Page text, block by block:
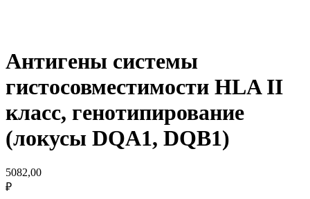
Антигены системы
гистосовместимости HLA II
класс, генотипирование
(локусы DQA1, DQB1)
5082,00
₽